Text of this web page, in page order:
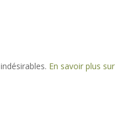
En savoir plus